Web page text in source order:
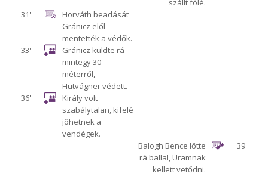
szállt fölé.
31'
Horváth beadását
Gránicz elől
mentették a védők.
33'
Gránicz küldte rá
mintegy 30
méterről,
Hutvágner védett.
36'
Király volt
szabálytalan, kifelé
jöhetnek a
vendégek.
39'
Balogh Bence lőtte
rá ballal, Uramnak
kellett vetődni.